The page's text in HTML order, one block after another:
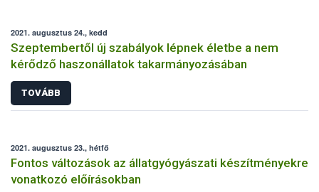
2021. augusztus 24., kedd
Szeptembertől új szabályok lépnek életbe a nem
kérődző haszonállatok takarmányozásában
TOVÁBB
2021. augusztus 23., hétfő
Fontos változások az állatgyógyászati készítményekre
vonatkozó előírásokban